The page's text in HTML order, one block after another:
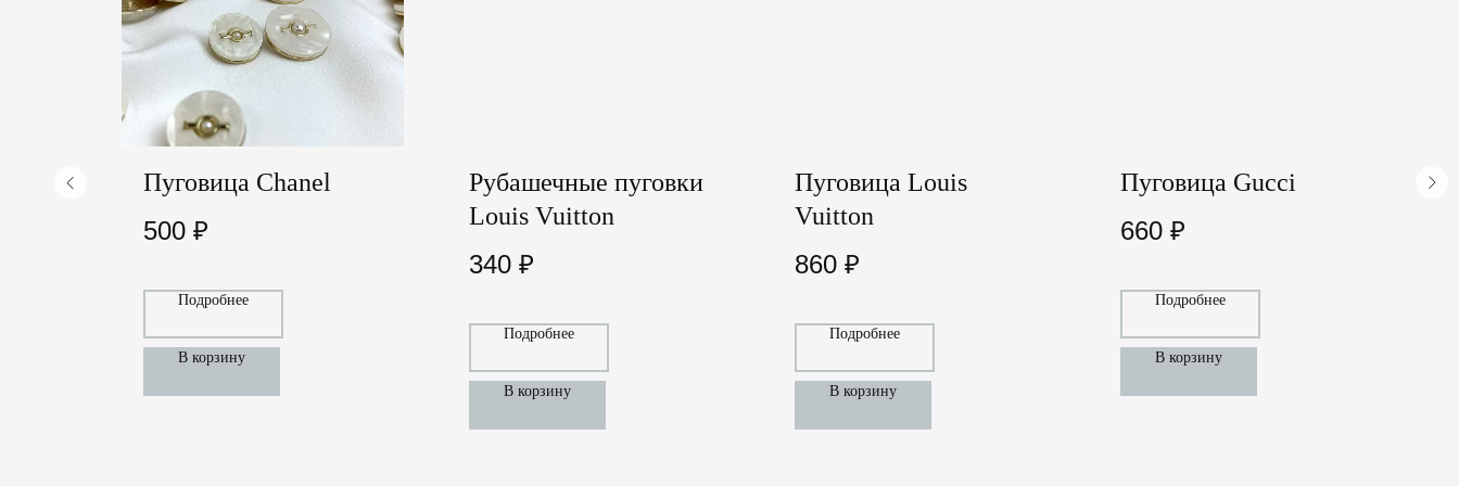
Пуговица Chanel
500 ₽
Подробнее
В корзину
Рубашечные пуговки
Louis Vuitton
340 ₽
Подробнее
В корзину
Пуговица Louis
Vuitton
860 ₽
Подробнее
В корзину
Пуговица Gucci
660 ₽
Подробнее
В корзину